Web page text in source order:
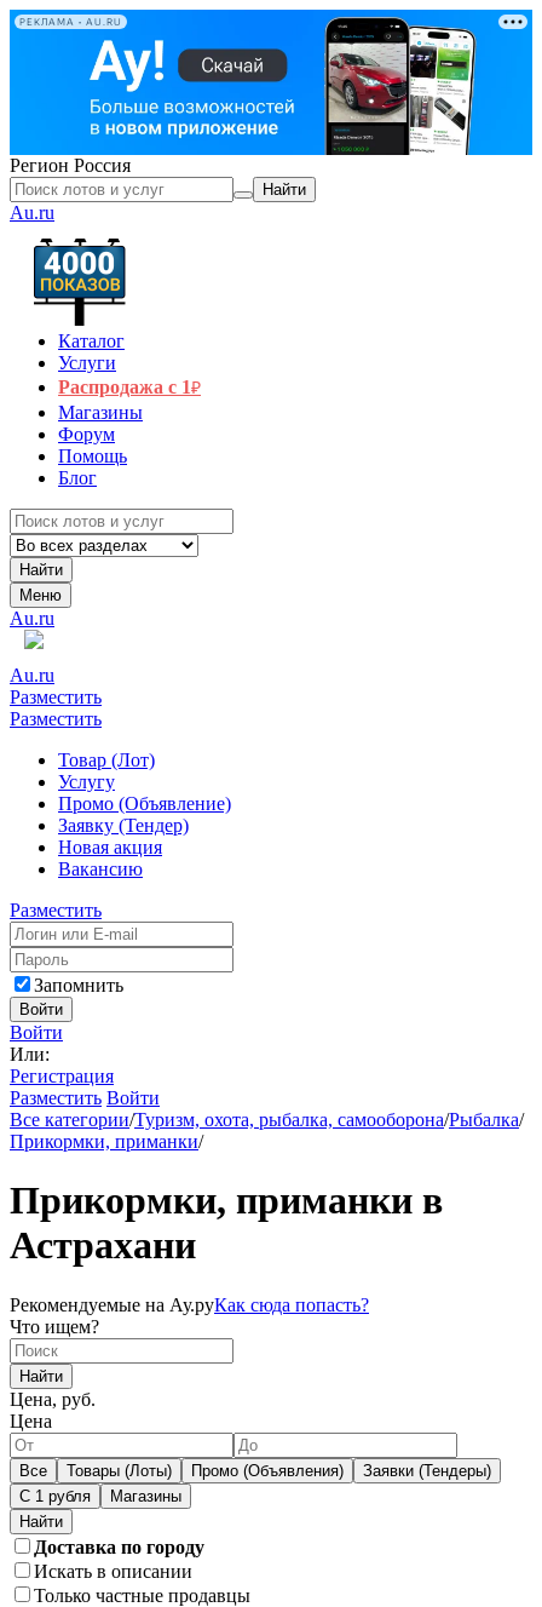
РЕКЛАМА • AU.RU
Регион Россия
Найти
Au.ru
Каталог
Услуги
Распродажа с 1₽
Магазины
Форум
Помощь
Блог
Найти
Меню
Au.ru
Au.ru
Разместить
Разместить
Товар (Лот)
Услугу
Промо (Объявление)
Заявку (Тендер)
Новая акция
Вакансию
Разместить
Запомнить
Войти
Войти
Или:
Регистрация
Разместить Войти
Все категории/Туризм, охота, рыбалка, самооборона/Рыбалка/
Прикормки, приманки/
Прикормки, приманки в
Астрахани
Рекомендуемые на Ау.руКак сюда попасть?
Что ищем?
Найти
Цена, руб.
Цена
Все Товары (Лоты) Промо (Объявления)
Заявки (Тендеры)
С 1 рубля
Магазины
Доставка по городу
Искать в описании
Только частные продавцы